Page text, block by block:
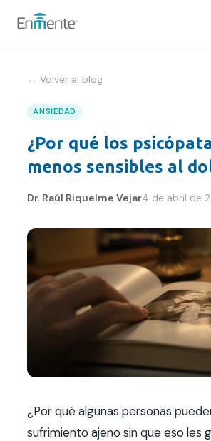
Nosotros
Cómo trabajamos
Servicios
Convenios
Contacto
Agendar hora
← Volver al blog
ANSIEDAD
¿Por qué los
menos sensibles al
Dr. Raúl Riquelme Vejar4 de abril de
¿Por qué algunas personas
sufrimiento ajeno sin que eso les